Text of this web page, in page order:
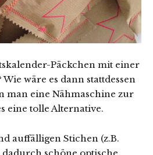
Päckchen mit einer
wäre es dann stattdessen
man eine Nähmaschine zur
eine tolle Alternative.
auffälligen Stichen (z.B.
schöne optische